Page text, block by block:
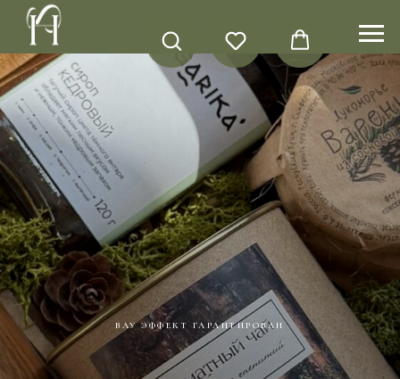
ВАУ ЭФФЕКТ ГАРАНТИРОВАН